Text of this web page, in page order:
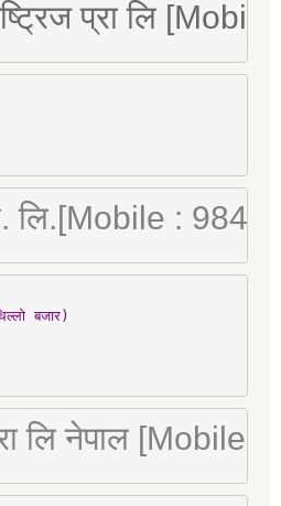
प्रा लि
लि.[Mobile :
बजार)
लि नेपाल [Mobile